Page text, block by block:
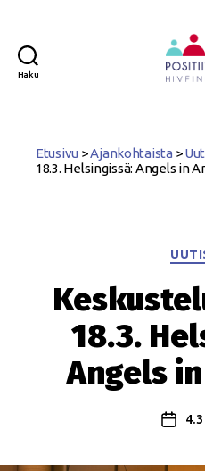
Haku
Etusivu >Ajankohtaista >
18.3. Helsingissä: Angels in
18.3.
Angels